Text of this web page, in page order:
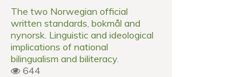
The two Norwegian official
written standards, bokmål and
nynorsk. Linguistic and ideological
implications of national
bilingualism and biliteracy.
644